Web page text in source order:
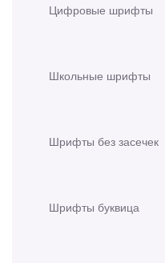
Цифровые шрифты
Школьные шрифты
Шрифты без засечек
Шрифты буквица